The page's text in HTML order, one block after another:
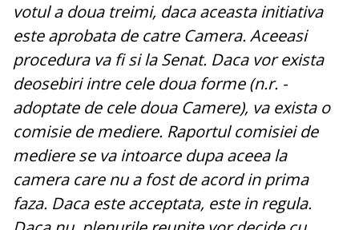
votul a doua treimi, daca aceasta initiativa
este aprobata de catre Camera. Aceeasi
procedura va fi si la Senat. Daca vor exista
deosebiri intre cele doua forme (n.r. -
adoptate de cele doua Camere), va exista o
comisie de mediere. Raportul comisiei de
mediere se va intoarce dupa aceea la
camera care nu a fost de acord in prima
faza. Daca este acceptata, este in regula.